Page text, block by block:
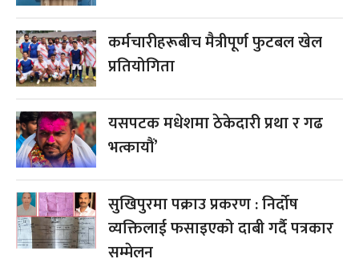
कर्मचारीहरूबीच मैत्रीपूर्ण फुटबल खेल
प्रतियोगिता
यसपटक मधेशमा ठेकेदारी प्रथा र गढ
भत्कायौं’
सुखिपुरमा पक्राउ प्रकरण : निर्दोष
व्यक्तिलाई फसाइएको दाबी गर्दै पत्रकार
सम्मेलन